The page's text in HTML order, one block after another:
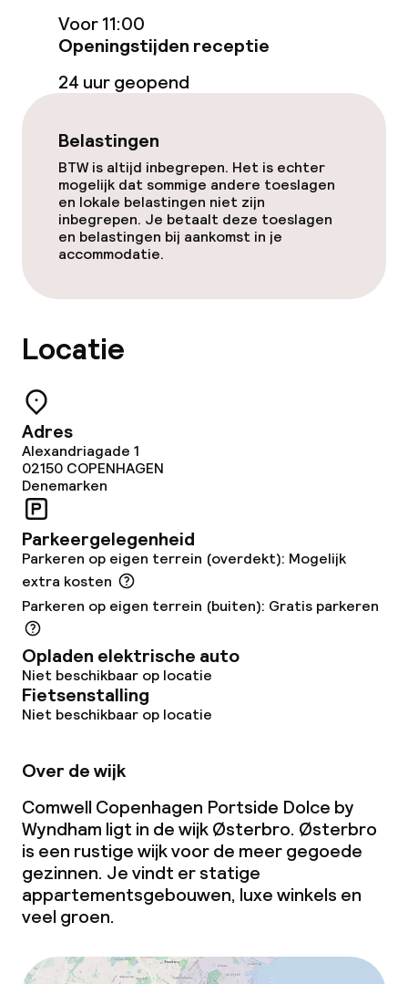
Bar
Eet- en drinkdiensten
Schoonmaakvoorzieningen
Wasservice
Zakelijke faciliteiten
Conferentieruimte
Beleid
Overal rookvrij
Voor 11:00
Openingstijden receptie
24 uur geopend
Belastingen
BTW is altijd inbegrepen. Het is echter
mogelijk dat sommige andere toeslagen
en lokale belastingen niet zijn
inbegrepen. Je betaalt deze toeslagen
en belastingen bij aankomst in je
accommodatie.
Locatie
Adres
Alexandriagade 1
02150 COPENHAGEN
Denemarken
Parkeergelegenheid
Parkeren op eigen terrein (overdekt): Mogelijk
extra kosten
Parkeren op eigen terrein (buiten): Gratis parkeren
Opladen elektrische auto
Niet beschikbaar op locatie
Fietsenstalling
Niet beschikbaar op locatie
Over de wijk
Comwell Copenhagen Portside Dolce by
Wyndham ligt in de wijk Østerbro. Østerbro
is een rustige wijk voor de meer gegoede
gezinnen. Je vindt er statige
appartementsgebouwen, luxe winkels en
veel groen.